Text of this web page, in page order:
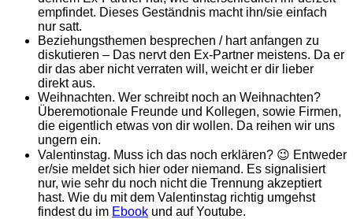
empfindet. Dieses Geständnis macht ihn/sie einfach
nur satt.
Beziehungsthemen besprechen / hart anfangen zu
diskutieren – Das nervt den Ex-Partner meistens. Da er
dir das aber nicht verraten will, weicht er dir lieber
direkt aus.
Weihnachten. Wer schreibt noch an Weihnachten?
Überemotionale Freunde und Kollegen, sowie Firmen,
die eigentlich etwas von dir wollen. Da reihen wir uns
ungern ein.
Valentinstag. Muss ich das noch erklären? 😉 Entweder
er/sie meldet sich hier oder niemand. Es signalisiert
nur, wie sehr du noch nicht die Trennung akzeptiert
hast. Wie du mit dem Valentinstag richtig umgehst
findest du im Ebook und auf Youtube.